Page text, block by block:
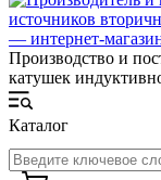
Производство и
катушек
Каталог